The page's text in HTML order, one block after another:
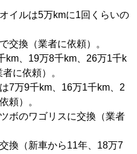
イルは5万kmに1回くらいの
交換（業者に依頼）。
km、19万8千km、26万1千k
に依頼）。
7万9千km、16万1千km、2
頼）。
ボのワゴリスに交換（業者
換（新車から11年、18万7